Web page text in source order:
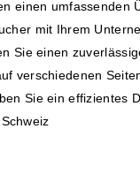
einen umfassenden
mit Ihrem
Sie einen
verschiedenen
Sie ein effizientes